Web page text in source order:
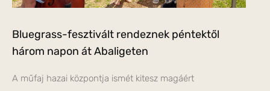
Bluegrass-fesztivált rendeznek péntektől
három napon át Abaligeten
A műfaj hazai központja ismét kitesz magáért